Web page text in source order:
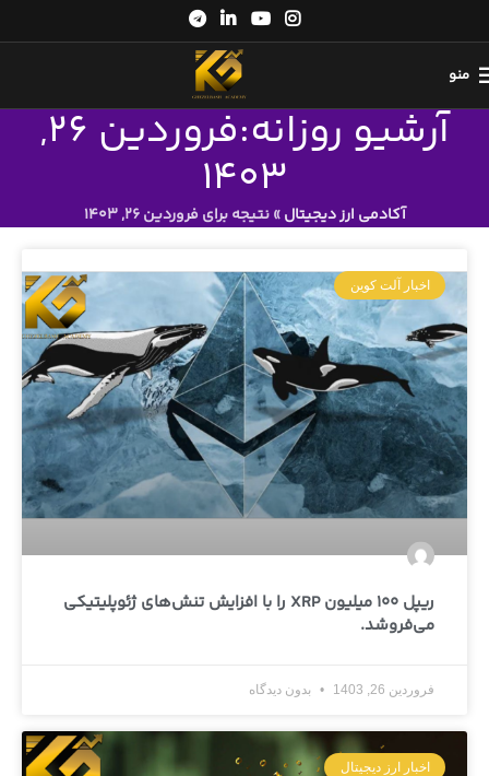
منو
آرشیو روزانه:فروردین 26,
1403
آکادمی ارز دیجیتال»نتیجه برای فروردین 26, 1403
اخبار آلت کوین
ریپل 100 میلیون XRP را با افزایش تنش‌های ژئوپلیتیکی
می‌فروشد.
فروردین 26, 1403 بدون دیدگاه
اخبار ارز دیجیتال